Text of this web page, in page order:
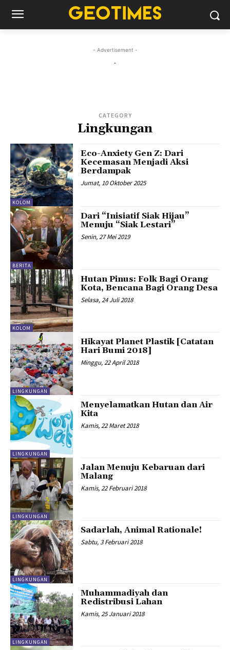
- Advertisement -
.
CATEGORY
Lingkungan
KOLOM
Eco-Anxiety Gen Z: Dari
Kecemasan Menjadi Aksi
Berdampak
Jumat, 10 Oktober 2025
BERITA
Dari “Inisiatif Siak Hijau”
Menuju “Siak Lestari”
Senin, 27 Mei 2019
KOLOM
Hutan Pinus: Folk Bagi Orang
Kota, Bencana Bagi Orang Desa
Selasa, 24 Juli 2018
LINGKUNGAN
Hikayat Planet Plastik [Catatan
Hari Bumi 2018]
Minggu, 22 April 2018
LINGKUNGAN
Menyelamatkan Hutan dan Air
Kita
Kamis, 22 Maret 2018
LINGKUNGAN
Jalan Menuju Kebaruan dari
Malang
Kamis, 22 Februari 2018
LINGKUNGAN
Sadarlah, Animal Rationale!
Sabtu, 3 Februari 2018
LINGKUNGAN
Muhammadiyah dan
Redistribusi Lahan
Kamis, 25 Januari 2018